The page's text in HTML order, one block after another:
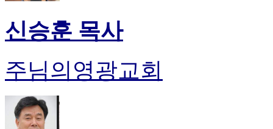
신승훈 목사
주님의영광교회